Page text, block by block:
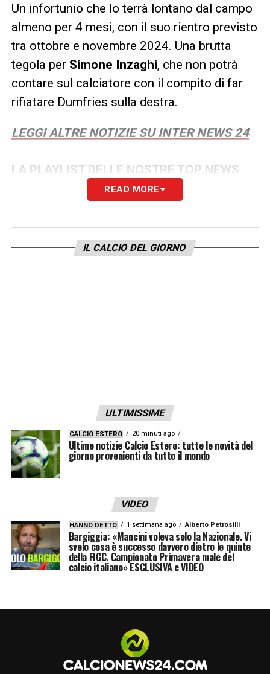
Un infortunio che lo terrà lontano dal campo
almeno per 4 mesi, con il suo rientro previsto
tra ottobre e novembre 2024. Una brutta
tegola per Simone Inzaghi, che non potrà
contare sul calciatore con il compito di far
rifiatare Dumfries sulla destra.
LEGGI ALTRE NOTIZIE SU INTER NEWS 24
LA PLAYLIST DELLE NOSTRE TOP NEWS
READ MORE
IL CALCIO DEL GIORNO
ULTIMISSIME
CALCIO ESTERO 20 minuti ago
Ultime notizie Calcio Estero: tutte le novità del
giorno provenienti da tutto il mondo
VIDEO
HANNO DETTO 1 settimana ago Alberto Petrosilli
Bargiggia: «Mancini voleva solo la Nazionale. Vi
svelo cosa è successo davvero dietro le quinte
della FIGC. Campionato Primavera male del
calcio italiano» ESCLUSIVA e VIDEO